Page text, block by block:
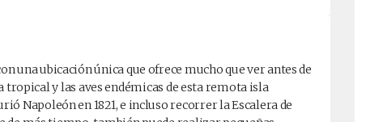
una ubicación única que ofrece mucho que ver antes de
y las aves endémicas de esta remota isla
Napoleón en 1821, e incluso recorrer la Escalera de